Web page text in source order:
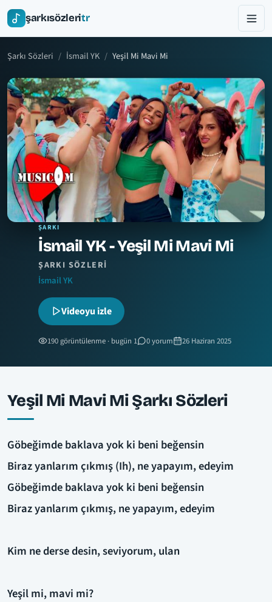
şarkısözleritr
Şarkı Sözleri İsmail YK Yeşil Mi Mavi Mi
ŞARKI
İsmail YK - Yeşil Mi Mavi Mi
ŞARKI SÖZLERI
İsmail YK
Videoyu izle
190 görüntülenme · bugün 1 0 yorum 26 Haziran 2025
Yeşil Mi Mavi Mi Şarkı Sözleri
Göbeğimde baklava yok ki beni beğensin
Biraz yanlarım çıkmış (Ih), ne yapayım, edeyim
Göbeğimde baklava yok ki beni beğensin
Biraz yanlarım çıkmış, ne yapayım, edeyim
Kim ne derse desin, seviyorum, ulan
Yeşil mi, mavi mi?